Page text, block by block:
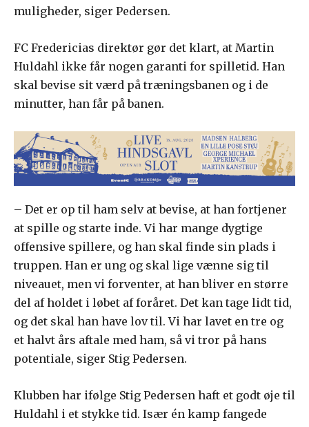
muligheder, siger Pedersen.
FC Fredericias direktør gør det klart, at Martin
Huldahl ikke får nogen garanti for spilletid. Han
skal bevise sit værd på træningsbanen og i de
minutter, han får på banen.
– Det er op til ham selv at bevise, at han fortjener
at spille og starte inde. Vi har mange dygtige
offensive spillere, og han skal finde sin plads i
truppen. Han er ung og skal lige vænne sig til
niveauet, men vi forventer, at han bliver en større
del af holdet i løbet af foråret. Det kan tage lidt tid,
og det skal han have lov til. Vi har lavet en tre og
et halvt års aftale med ham, så vi tror på hans
potentiale, siger Stig Pedersen.
Klubben har ifølge Stig Pedersen haft et godt øje til
Huldahl i et stykke tid. Især én kamp fangede